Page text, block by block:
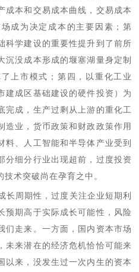
成本和交易成本曲线，交易成本
成为决定成本的主要因素；第
科学建设的重要性提升到了前所
沉没成本形成的堰塞湖量身定制
上市模式；第四，以重化工业
建成区基础建设的硬件投资）为
完成，生产过剩从上游的重化工
造业，货币政策和财政政策作用
料、人工智能和半导体产业受到
分细分行业出现超前，过度投资
术突破尚在孕育之中。
长周期性，过度关注企业短期利
预期高于实际成长可能性，风险
们走来。一方面，国内资本市场
未来潜在的经济危机恰恰可能来
以来，没发生过一次内生的资本